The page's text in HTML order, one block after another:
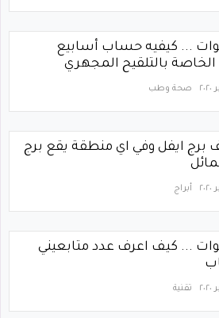
... كيفيه حساب أسابيع
بالتلقيح المجهري
صحة وطب
برج ايفل وفي اي منطقة يقع برج
أبراج
... كيف اعرف عدد متابعيني
تقنية